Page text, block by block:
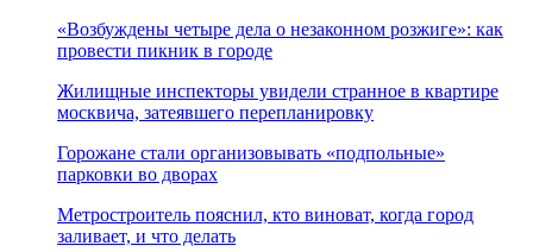
«Возбуждены четыре дела о незаконном розжиге»: как
провести пикник в городе
Жилищные инспекторы увидели странное в квартире
москвича, затеявшего перепланировку
Горожане стали организовывать «подпольные»
парковки во дворах
Метростроитель пояснил, кто виноват, когда город
заливает, и что делать